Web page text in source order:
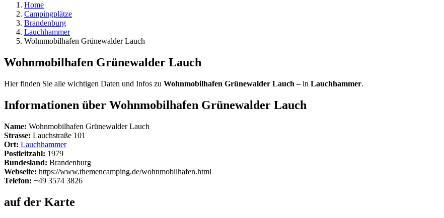
Home
Campingplätze
Brandenburg
Lauchhammer
Wohnmobilhafen Grünewalder Lauch
Wohnmobilhafen Grünewalder Lauch
Hier finden Sie alle wichtigen Daten und Infos zu Wohnmobilhafen Grünewalder Lauch – in Lauchhammer.
Informationen über Wohnmobilhafen Grünewalder Lauch
Name: Wohnmobilhafen Grünewalder Lauch
Strasse: Lauchstraße 101
Ort: Lauchhammer
Postleitzahl: 1979
Bundesland: Brandenburg
Webseite: https://www.themencamping.de/wohnmobilhafen.html
Telefon: +49 3574 3826
auf der Karte